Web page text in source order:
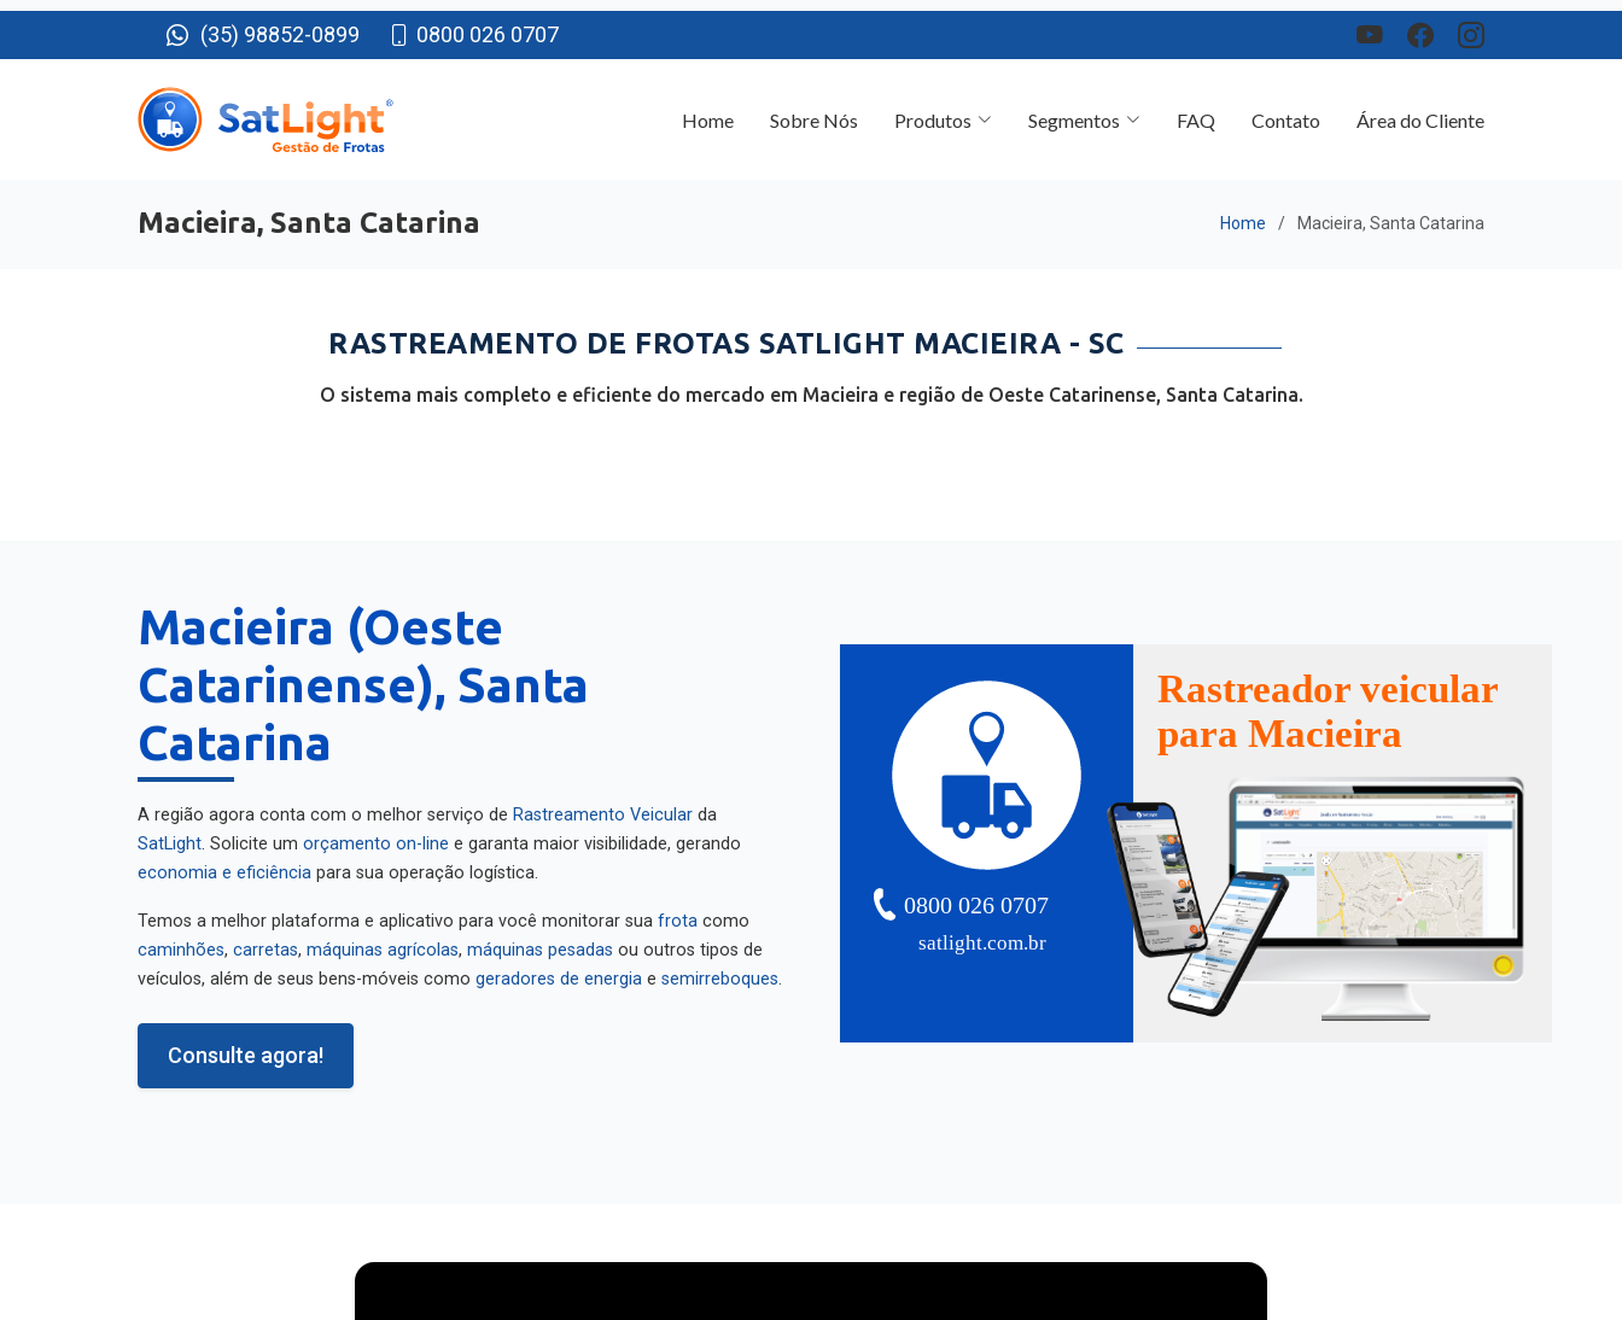
(35) 98852-0899 0800 026 0707
Área do Cliente
Macieira, Santa Catarina Home Macieira, Santa Catarina
RASTREAMENTO DE FROTAS SATLIGHT MACIEIRA - SC
O sistema mais completo e eficiente do mercado em Macieira e região de Oeste Catarinense, Santa Catarina.
Macieira (Oeste
Catarinense), Santa
Catarina
A região agora conta com o melhor serviço de Rastreamento Veicular da
SatLight . Solicite um orçamento on-line e garanta maior visibilidade, gerando
economia e eficiência para sua operação logística.
Temos a melhor plataforma e aplicativo para você monitorar sua frota como
caminhões carretas máquinas agrícolas máquinas pesadas ou outros tipos de
veículos, além de seus bens-móveis como geradores de energia e semirreboques
Consulte agora!
satlight.com.br
0800 026 0707
Rastreador veicular
para Macieira